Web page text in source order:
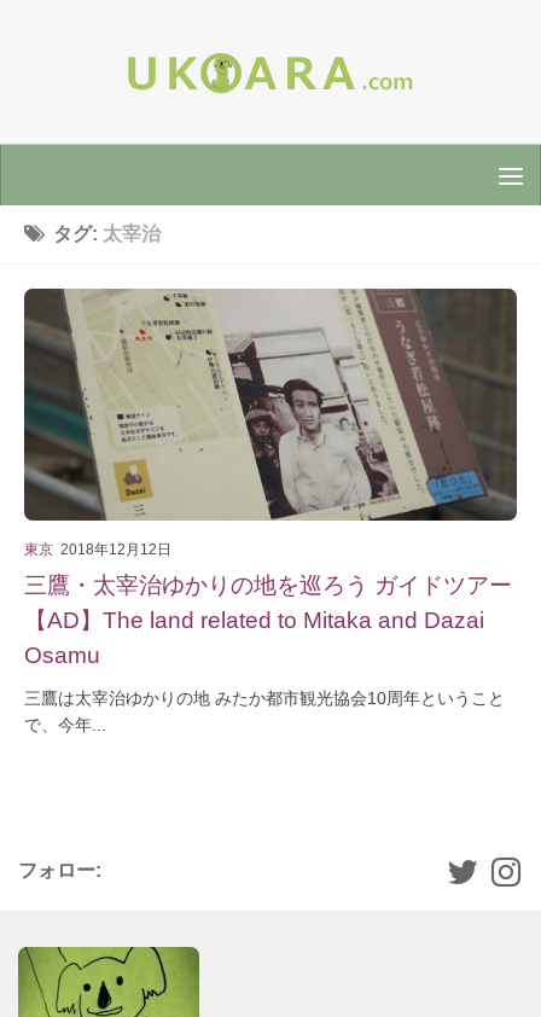
タグ: 太宰治
東京 2018年12月12日
三鷹・太宰治ゆかりの地を巡ろう ガイドツアー
【AD】The land related to Mitaka and Dazai
Osamu
三鷹は太宰治ゆかりの地 みたか都市観光協会10周年ということ
で、今年...
フォロー: